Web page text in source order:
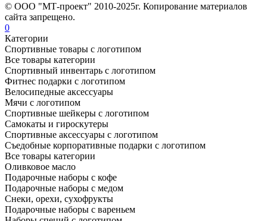
© ООО "МТ-проект" 2010-2025г. Копирование материалов
сайта запрещено.
0
Категории
Спортивные товары с логотипом
Все товары категории
Спортивный инвентарь с логотипом
Фитнес подарки с логотипом
Велосипедные аксессуары
Мячи с логотипом
Спортивные шейкеры с логотипом
Самокаты и гироскутеры
Спортивные аксессуары с логотипом
Съедобные корпоративные подарки с логотипом
Все товары категории
Оливковое масло
Подарочные наборы с кофе
Подарочные наборы с медом
Снеки, орехи, сухофрукты
Подарочные наборы с вареньем